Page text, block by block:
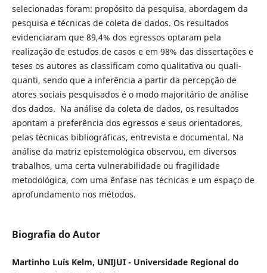
selecionadas foram: propósito da pesquisa, abordagem da
pesquisa e técnicas de coleta de dados. Os resultados
evidenciaram que 89,4% dos egressos optaram pela
realização de estudos de casos e em 98% das dissertações e
teses os autores as classificam como qualitativa ou quali-
quanti, sendo que a inferência a partir da percepção de
atores sociais pesquisados é o modo majoritário de análise
dos dados. Na análise da coleta de dados, os resultados
apontam a preferência dos egressos e seus orientadores,
pelas técnicas bibliográficas, entrevista e documental. Na
análise da matriz epistemológica observou, em diversos
trabalhos, uma certa vulnerabilidade ou fragilidade
metodológica, com uma ênfase nas técnicas e um espaço de
aprofundamento nos métodos.
Biografia do Autor
Martinho Luís Kelm, UNIJUI - Universidade Regional do